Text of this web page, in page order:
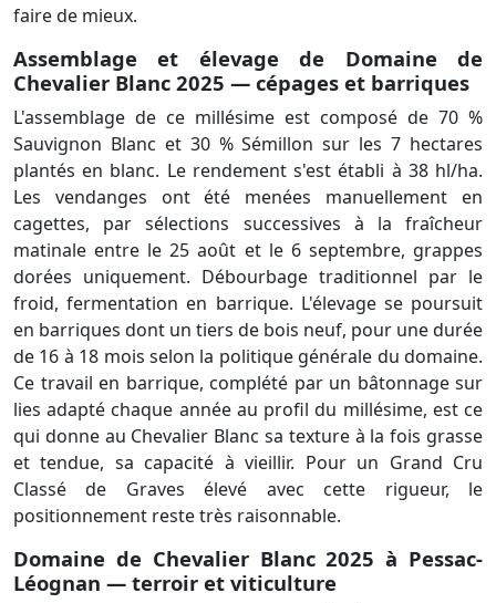
faire de mieux.
Assemblage et élevage de Domaine de
Chevalier Blanc 2025 — cépages et barriques
L'assemblage de ce millésime est composé de 70 %
Sauvignon Blanc et 30 % Sémillon sur les 7 hectares
plantés en blanc. Le rendement s'est établi à 38 hl/ha.
Les vendanges ont été menées manuellement en
cagettes, par sélections successives à la fraîcheur
matinale entre le 25 août et le 6 septembre, grappes
dorées uniquement. Débourbage traditionnel par le
froid, fermentation en barrique. L'élevage se poursuit
en barriques dont un tiers de bois neuf, pour une durée
de 16 à 18 mois selon la politique générale du domaine.
Ce travail en barrique, complété par un bâtonnage sur
lies adapté chaque année au profil du millésime, est ce
qui donne au Chevalier Blanc sa texture à la fois grasse
et tendue, sa capacité à vieillir. Pour un Grand Cru
Classé de Graves élevé avec cette rigueur, le
positionnement reste très raisonnable.
Domaine de Chevalier Blanc 2025 à Pessac-
Léognan — terroir et viticulture